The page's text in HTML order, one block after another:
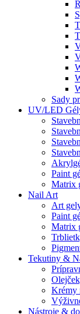
Sady
UV/LED
Paint
Matrix
Nail Art
Art
Paint
Matrix
Tekutiny &
Krémy
Nástroje &